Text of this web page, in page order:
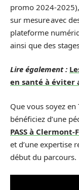
promo 2024-
sur mesure avec
plateforme
ainsi que des
Lire également :
en santé à éviter
Que vous soyez en
bénéficiez d’une
PASS à Clermont-
et d’une expertise
début du parcours.